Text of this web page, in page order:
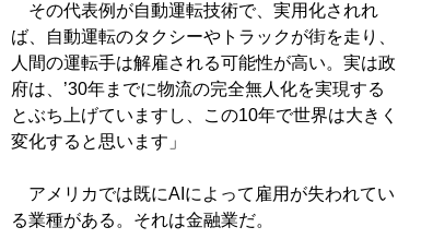
その代表例が自動運転技術で、実用化されれ
ば、自動運転のタクシーやトラックが街を走り、
人間の運転手は解雇される可能性が高い。実は政
府は、’30年までに物流の完全無人化を実現する
とぶち上げていますし、この10年で世界は大きく
変化すると思います」
アメリカでは既にAIによって雇用が失われてい
る業種がある。それは金融業だ。